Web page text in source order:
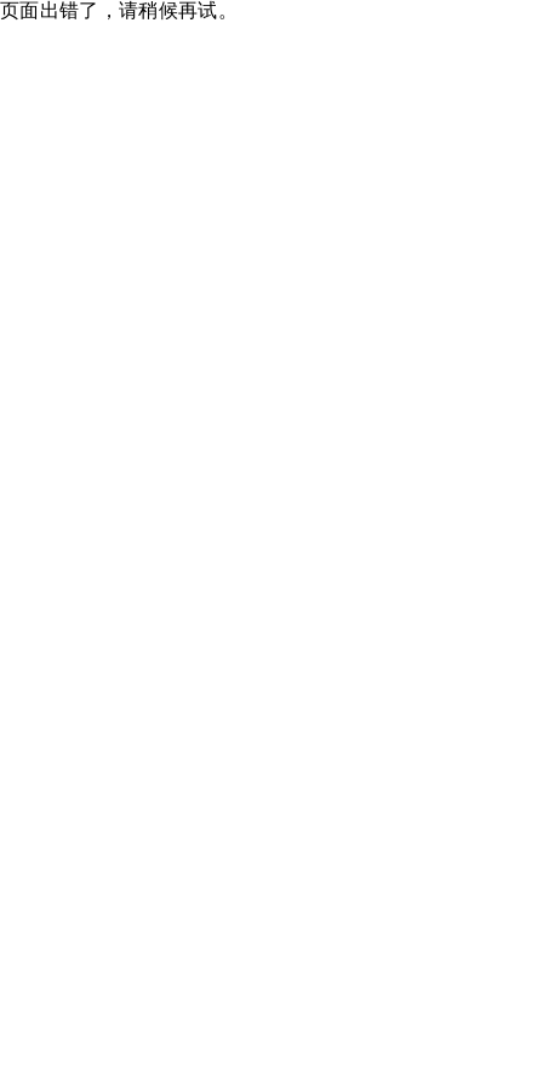
页面出错了，请稍候再试。